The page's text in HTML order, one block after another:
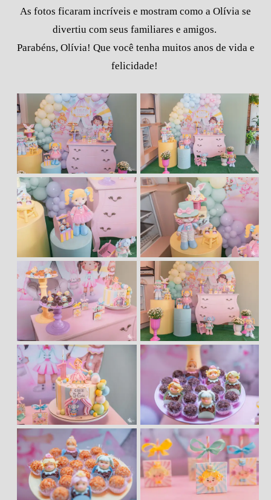
As fotos ficaram incríveis e mostram como a Olívia se
divertiu com seus familiares e amigos.
Parabéns, Olívia! Que você tenha muitos anos de vida e
felicidade!